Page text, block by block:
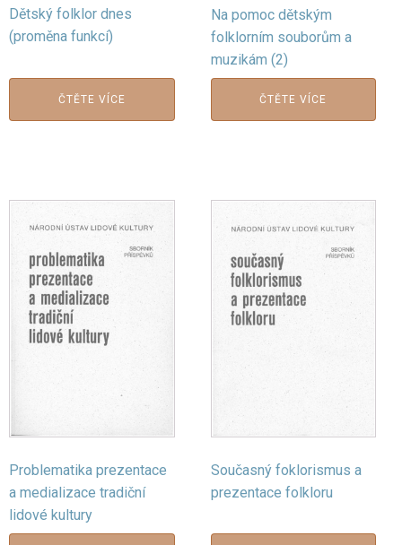
Dětský folklor dnes
(proměna funkcí)
ČTĚTE VÍCE
Na pomoc dětským
folklorním souborům a
muzikám (2)
ČTĚTE VÍCE
Problematika prezentace
a medializace tradiční
lidové kultury
Současný foklorismus a
prezentace folkloru